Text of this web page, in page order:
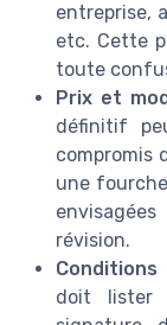
entreprise,
etc. Cette
toute
Prix et
définitif
compromis
une
révision.
doit lister